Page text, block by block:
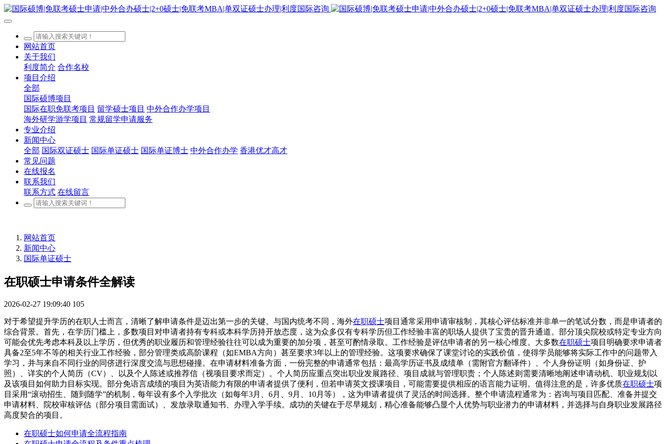
网站首页
关于我们
利度简介 合作名校
项目介绍
全部
国际硕博项目
国际在职免联考项目 留学硕士项目 中外合作办学项目
海外研学游学项目 常规留学申请服务
专业介绍
新闻中心
全部 国际双证硕士 国际单证硕士 国际单证博士 中外合作办学 香港优才高才
常见问题
在线报名
联系我们
联系方式 在线留言
网站首页
新闻中心
国际单证硕士
在职硕士申请条件全解读
2026-02-27 19:09:40 105
对于希望提升学历的在职人士而言，清晰了解申请条件是迈出第一步的关键。与国内统考不同，海外在职硕士项目通常采用申请审核制，其核心评估标准并非单一的笔试分数，而是申请者的
综合背景。首先，在学历门槛上，多数项目对申请者持有专科或本科学历持开放态度，这为众多仅有专科学历但工作经验丰富的职场人提供了宝贵的晋升通道。部分顶尖院校或特定专业方向
可能会优先考虑本科及以上学历，但优秀的职业履历和管理经验往往可以成为重要的加分项，甚至可酌情录取。工作经验是评估申请者的另一核心维度。大多数在职硕士项目明确要求申请者
具备2至5年不等的相关行业工作经验，部分管理类或高阶课程（如EMBA方向）甚至要求3年以上的管理经验。这项要求确保了课堂讨论的实践价值，使得学员能够将实际工作中的问题带入
学习，并与来自不同行业的同侪进行深度交流与思想碰撞。在申请材料准备方面，一份完整的申请通常包括：最高学历证书及成绩单（需附官方翻译件）、个人身份证明（如身份证、护
照）、详实的个人简历（CV）、以及个人陈述或推荐信（视项目要求而定）。个人简历应重点突出职业发展路径、项目成就与管理职责；个人陈述则需要清晰地阐述申请动机、职业规划以
及该项目如何助力目标实现。部分免语言成绩的项目为英语能力有限的申请者提供了便利，但若申请英文授课项目，可能需要提供相应的语言能力证明。值得注意的是，许多优质在职硕士项
目采用“滚动招生、随到随学”的机制，每年设有多个入学批次（如每年3月、6月、9月、10月等），这为申请者提供了灵活的时间选择。整个申请流程通常为：咨询与项目匹配、准备并提交
申请材料、院校审核评估（部分项目需面试）、发放录取通知书、办理入学手续。成功的关键在于尽早规划，精心准备能够凸显个人优势与职业潜力的申请材料，并选择与自身职业发展路径
高度契合的项目。
在职硕士如何申请全流程指南